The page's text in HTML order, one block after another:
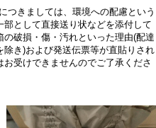
つきましては、環境への配慮という
として直接送り状などを添付して
破損・傷・汚れといった理由(配達
き)および発送伝票等が直貼りされ
受けできませんのでご了承くださ